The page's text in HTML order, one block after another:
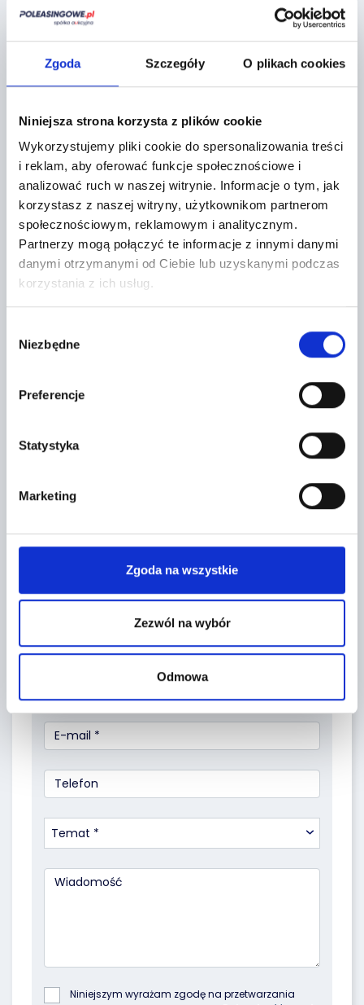
Zgoda Szczegóły O plikach cookies
Niniejsza strona korzysta z plików cookie
Wykorzystujemy pliki cookie do spersonalizowania treści
i reklam, aby oferować funkcje społecznościowe i
analizować ruch w naszej witrynie. Informacje o tym, jak
korzystasz z naszej witryny, użytkownikom partnerom
społecznościowym, reklamowym i analitycznym.
Partnerzy mogą połączyć te informacje z innymi danymi
danymi otrzymanymi od Ciebie lub uzyskanymi podczas
korzystania z ich usług.
zgody
Niezbędne
Preferencje
Statystyka
Marketing
Zgoda na wszystkie
Zezwól na wybór
Odmowa
Regulaminy sprzedawcy
Lokalizacja:
Bielsko-Biała,
M. Grażyńskiego 3
+
−
FORMULARZ KONTAKTOWY
Temat *
Niniejszym wyrażam zgodę na przetwarzania